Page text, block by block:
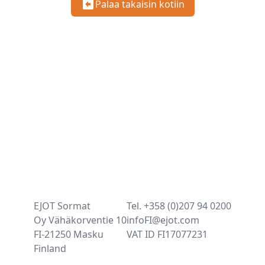
Palaa takaisin kotiin
EJOT Sormat
Oy Vähäkorventie 10
FI-21250 Masku
Finland
Tel. +358 (0)207 94 0200
infoFI@ejot.com
VAT ID FI17077231